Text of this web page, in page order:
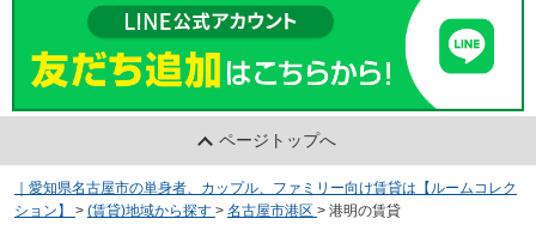
ページトップへ
｜愛知県名古屋市の単身者、カップル、ファミリー向け賃貸は【ルームコレク
ション】
> (賃貸)地域から探す > 名古屋市港区 > 港明の賃貸